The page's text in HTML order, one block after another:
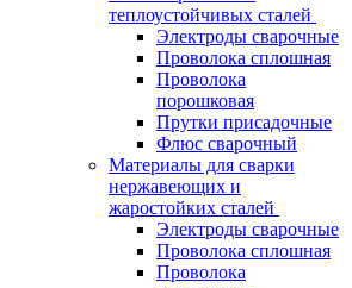
теплоустойчивых сталей
Электроды сварочные
Проволока сплошная
Проволока
порошковая
Прутки присадочные
Флюс сварочный
Материалы для сварки
нержавеющих и
жаростойких сталей
Электроды сварочные
Проволока сплошная
Проволока